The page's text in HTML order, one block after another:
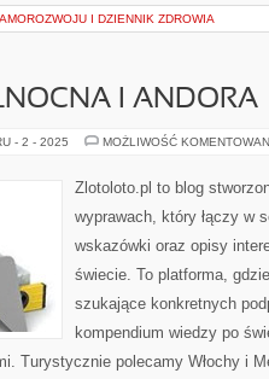
I DZIENNIK ZDROWIA
I ANDORA
- 2 - 2025 MOŻLIWOŚĆ
Zlotoloto.pl to blog
wyprawach, który łączy w
wskazówki oraz opisy
świecie. To platforma,
szukające konkretnych
kompendium wiedzy po
Turystycznie polecamy Włochy i